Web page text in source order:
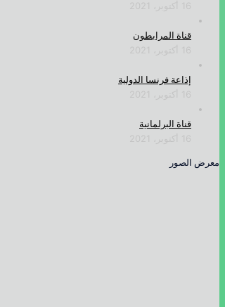
قناة المرابطون
إذاعة فرنسا الدولية
قناة البرلمانية
معرض الصور